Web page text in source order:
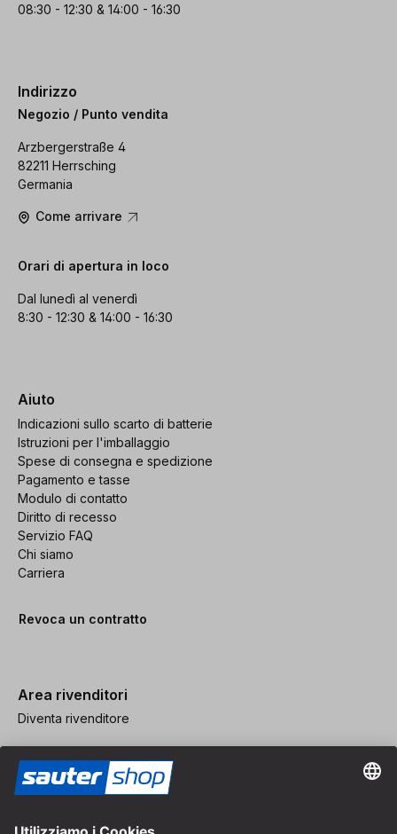
08:30 - 12:30 & 14:00 - 16:30
Indirizzo
Negozio / Punto vendita
Arzbergerstraße 4
82211 Herrsching
Germania
Come arrivare
Orari di apertura in loco
Dal lunedì al venerdì
8:30 - 12:30 & 14:00 - 16:30
Aiuto
Indicazioni sullo scarto di batterie
Istruzioni per l'imballaggio
Spese di consegna e spedizione
Pagamento e tasse
Modulo di contatto
Diritto di recesso
Servizio FAQ
Chi siamo
Carriera
Revoca un contratto
Area rivenditori
Diventa rivenditore